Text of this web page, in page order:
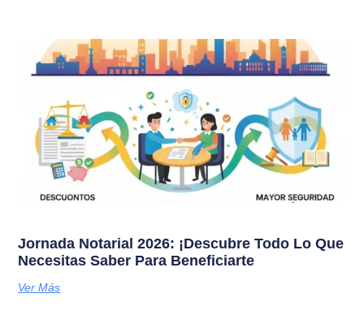
Jornada Notarial 2026: ¡Descubre Todo Lo Que
Necesitas Saber Para Beneficiarte
Ver Más